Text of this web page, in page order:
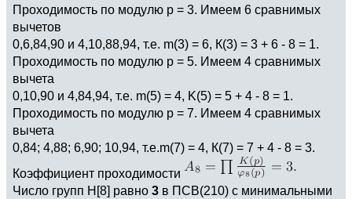
Проходимость по модулю р = 3. Имеем 6 сравнимых
вычетов
0,6,84,90 и 4,10,88,94, т.е. m(3) = 6, К(3) = 3 + 6 - 8 = 1.
Проходимость по модулю р = 5. Имеем 4 сравнимых
вычета
0,10,90 и 4,84,94, т.е. m(5) = 4, K(5) = 5 + 4 - 8 = 1.
Проходимость по модулю р = 7. Имеем 4 сравнимых
вычета
0,84; 4,88; 6,90; 10,94, т.е.m(7) = 4, К(7) = 7 + 4 - 8 = 3.
Коэффициент проходимости
Число групп Н[8] равно 3 в ПСВ(210) с минимальными